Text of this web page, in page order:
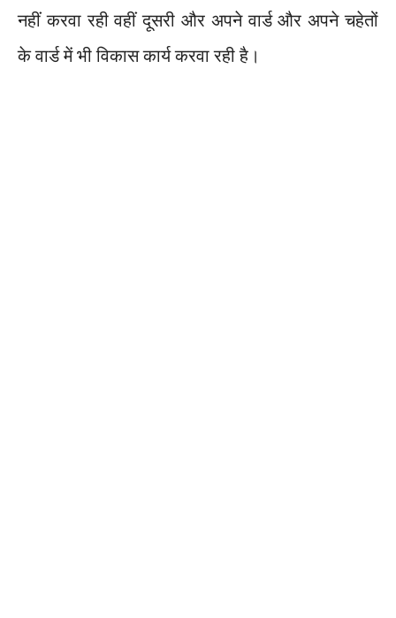
नहीं करवा रही वहीं दूसरी और अपने वार्ड और अपने चहेतों
के वार्ड में भी विकास कार्य करवा रही है।